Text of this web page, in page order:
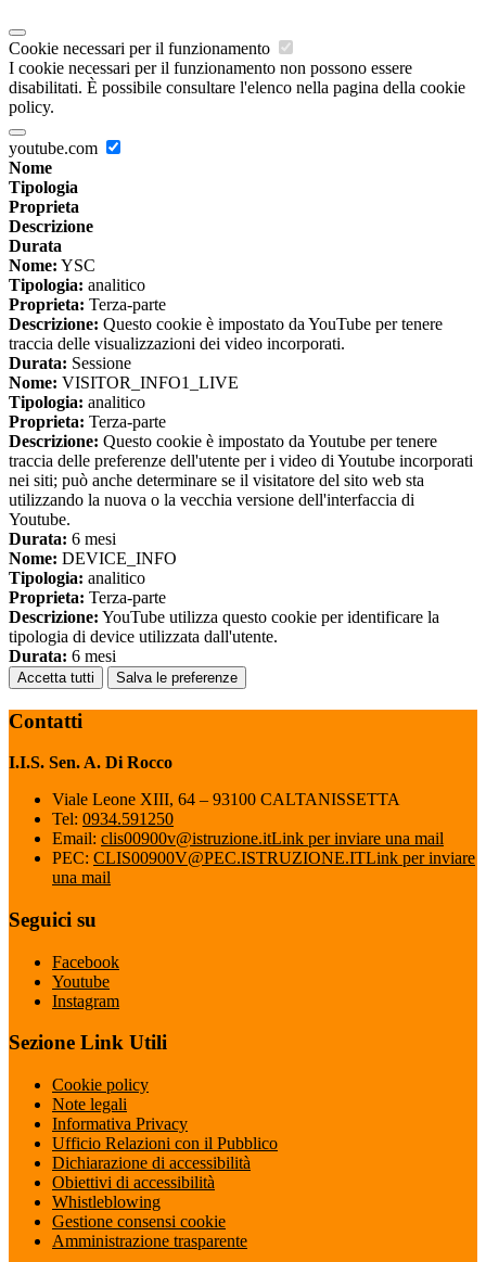
Cookie necessari per il funzionamento
I cookie necessari per il funzionamento non possono essere
disabilitati. È possibile consultare l'elenco nella pagina della cookie
policy.
youtube.com
Nome
Tipologia
Proprieta
Descrizione
Durata
Nome: YSC
Tipologia: analitico
Proprieta: Terza-parte
Descrizione: Questo cookie è impostato da YouTube per tenere
traccia delle visualizzazioni dei video incorporati.
Durata: Sessione
Nome: VISITOR_INFO1_LIVE
Tipologia: analitico
Proprieta: Terza-parte
Descrizione: Questo cookie è impostato da Youtube per tenere
traccia delle preferenze dell'utente per i video di Youtube incorporati
nei siti; può anche determinare se il visitatore del sito web sta
utilizzando la nuova o la vecchia versione dell'interfaccia di
Youtube.
Durata: 6 mesi
Nome: DEVICE_INFO
Tipologia: analitico
Proprieta: Terza-parte
Descrizione: YouTube utilizza questo cookie per identificare la
tipologia di device utilizzata dall'utente.
Durata: 6 mesi
Accetta tutti Salva le preferenze
Contatti
I.I.S. Sen. A. Di Rocco
Viale Leone XIII, 64 – 93100 CALTANISSETTA
Tel: 0934.591250
Email: clis00900v@istruzione.itLink per inviare una mail
PEC: CLIS00900V@PEC.ISTRUZIONE.ITLink per inviare
una mail
Seguici su
Facebook
Youtube
Instagram
Sezione Link Utili
Cookie policy
Note legali
Informativa Privacy
Ufficio Relazioni con il Pubblico
Dichiarazione di accessibilità
Obiettivi di accessibilità
Whistleblowing
Gestione consensi cookie
Amministrazione trasparente